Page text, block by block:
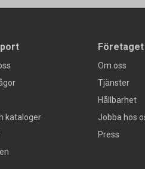
kataloger
Företaget
Om oss
Tjänster
Hållbarhet
Jobba hos
Press